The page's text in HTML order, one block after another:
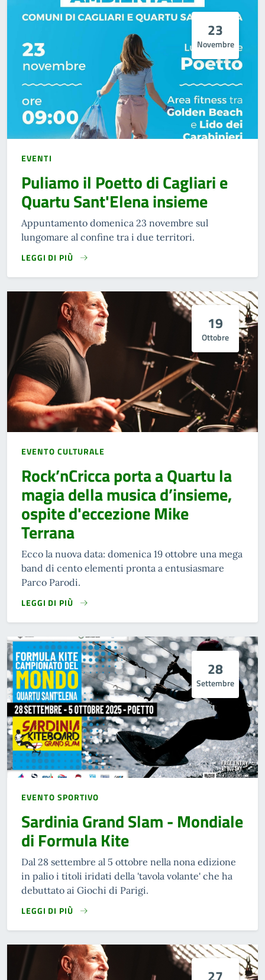
23
Novembre
EVENTI
Puliamo il Poetto di Cagliari e
Quartu Sant'Elena insieme
Appuntamento domenica 23 novembre sul
lungomare al confine tra i due territori.
LEGGI DI PIÙ
19
Ottobre
EVENTO CULTURALE
Rock’nCricca porta a Quartu la
magia della musica d’insieme,
ospite d'eccezione Mike
Terrana
Ecco la nuova data: domenica 19 ottobre una mega
band di cento elementi pronta a entusiasmare
Parco Parodi.
LEGGI DI PIÙ
28
Settembre
EVENTO SPORTIVO
Sardinia Grand Slam - Mondiale
di Formula Kite
Dal 28 settembre al 5 ottobre nella nona edizione
in palio i titoli iridati della 'tavola volante' che ha
debuttato ai Giochi di Parigi.
LEGGI DI PIÙ